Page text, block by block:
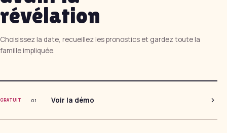
révélation
Choisissez la date, recueillez les pronostics et gardez toute la
famille impliquée.
GRATUIT 01 Voir la démo